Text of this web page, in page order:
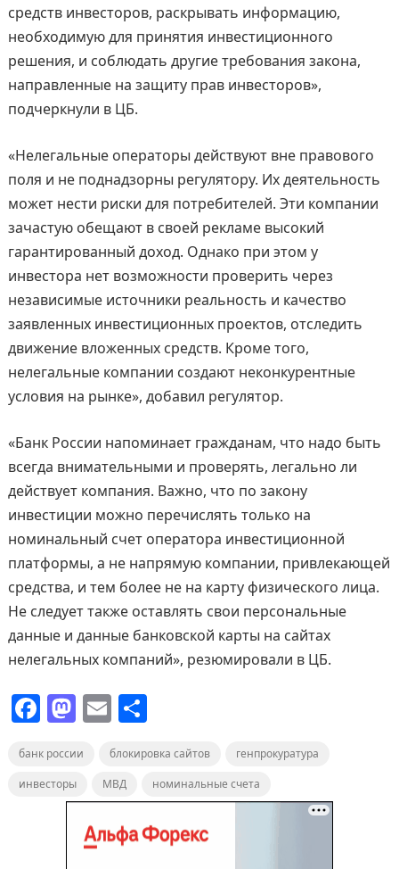
средств инвесторов, раскрывать информацию,
необходимую для принятия инвестиционного
решения, и соблюдать другие требования закона,
направленные на защиту прав инвесторов»,
подчеркнули в ЦБ.
«Нелегальные операторы действуют вне правового
поля и не поднадзорны регулятору. Их деятельность
может нести риски для потребителей. Эти компании
зачастую обещают в своей рекламе высокий
гарантированный доход. Однако при этом у
инвестора нет возможности проверить через
независимые источники реальность и качество
заявленных инвестиционных проектов, отследить
движение вложенных средств. Кроме того,
нелегальные компании создают неконкурентные
условия на рынке», добавил регулятор.
«Банк России напоминает гражданам, что надо быть
всегда внимательными и проверять, легально ли
действует компания. Важно, что по закону
инвестиции можно перечислять только на
номинальный счет оператора инвестиционной
платформы, а не напрямую компании, привлекающей
средства, и тем более не на карту физического лица.
Не следует также оставлять свои персональные
данные и данные банковской карты на сайтах
нелегальных компаний», резюмировали в ЦБ.
F
c
e
M
st
o
d
o
E
ai
l
О
п
р
а
в
банк россии блокировка сайтов
генпрокуратура
инвесторы
МВД номинальные счета